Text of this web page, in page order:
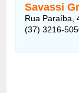
Savassi
Rua Paraíba,
(37) 3216-